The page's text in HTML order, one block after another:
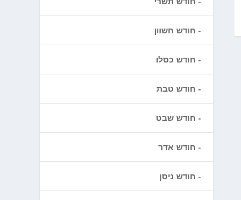
חודש חשוון
חודש כסלו
חודש טבת
חודש שבט
חודש אדר
חודש ניסן